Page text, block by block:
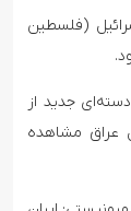
اسرائیل (فلسطین
جدید از
عراق مشاهده